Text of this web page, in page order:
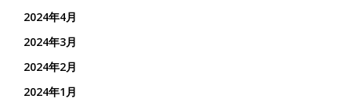
2024年4月
2024年3月
2024年2月
2024年1月